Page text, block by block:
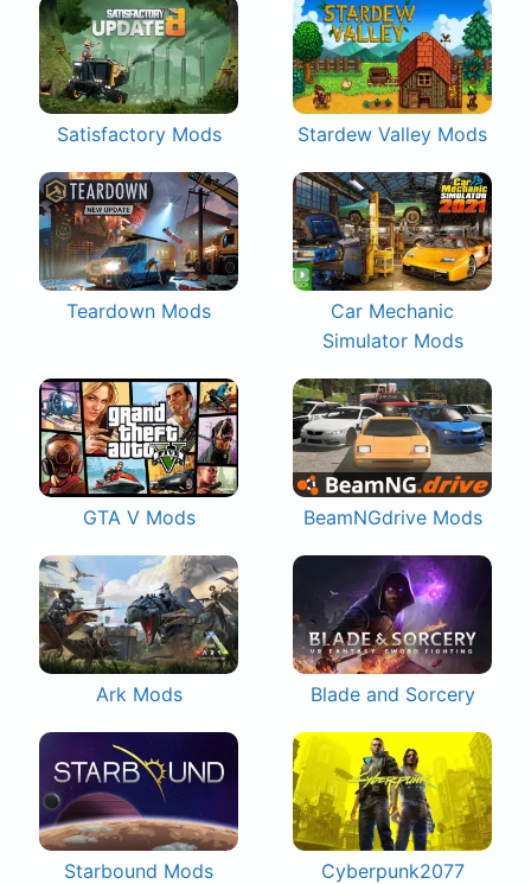
Satisfactory Mods Stardew Valley Mods
Teardown Mods
Car Mechanic
Simulator Mods
GTA V Mods BeamNGdrive Mods
Ark Mods Blade and Sorcery
Starbound Mods Cyberpunk2077